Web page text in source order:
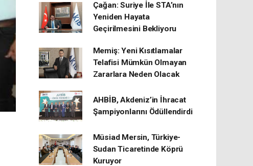
Çağan: Suriye İle STA’nın
Yeniden Hayata
Geçirilmesini Bekliyoru
Memiş: Yeni Kısıtlamalar
Telafisi Mümkün Olmayan
Zararlara Neden Olacak
AHBİB, Akdeniz’in İhracat
Şampiyonlarını Ödüllendirdi
Müsiad Mersin, Türkiye-
Sudan Ticaretinde Köprü
Kuruyor